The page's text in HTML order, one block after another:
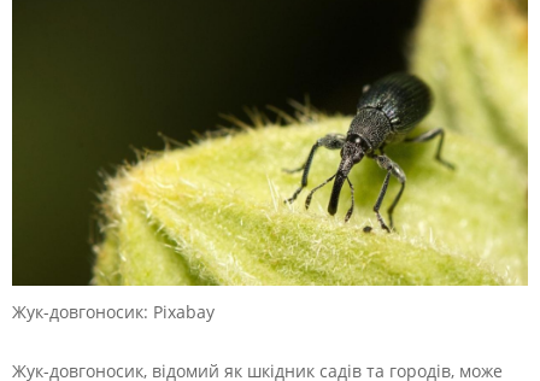
Жук-довгоносик: Pixabay
Жук-довгоносик, відомий як шкідник садів та городів, може